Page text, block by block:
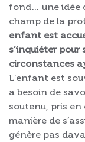
fond… une idée
champ de la
enfant est
s’inquiéter
circonstances
L’enfant est
a besoin de
soutenu, pris en
manière de
génère pas